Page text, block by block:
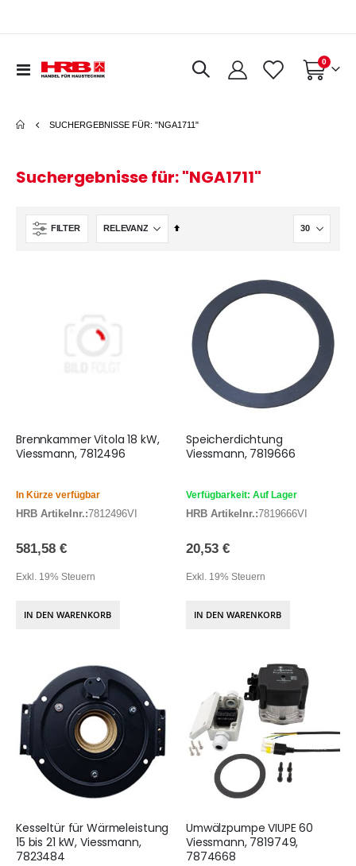
Navigation
Warenkorb
0Artikel
SUCHERGEBNISSE FÜR: "NGA1711"
Suchergebnisse für: "NGA1711"
FILTER
In
Brennkammer Vitola 18 kW,
Viessmann, 7812496
In Kürze verfügbar
HRB Artikelnr.:7812496VI
581,58 €
Exkl. 19% Steuern
IN DEN WARENKORB
Speicherdichtung
Viessmann, 7819666
Verfügbarkeit: Auf Lager
HRB Artikelnr.:7819666VI
20,53 €
Exkl. 19% Steuern
IN DEN WARENKORB
Kesseltür für Wärmeleistung
15 bis 21 kW, Viessmann,
7823484
Umwälzpumpe VIUPE 60
Viessmann, 7819749,
7874668